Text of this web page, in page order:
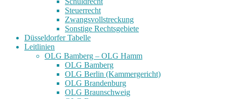
Steuerrecht
Zwangsvollstreckung
Sonstige Rechtsgebiete
Düsseldorfer Tabelle
Leitlinien
OLG Bamberg – OLG Hamm
OLG Bamberg
OLG Berlin (Kammergericht)
OLG Brandenburg
OLG Braunschweig